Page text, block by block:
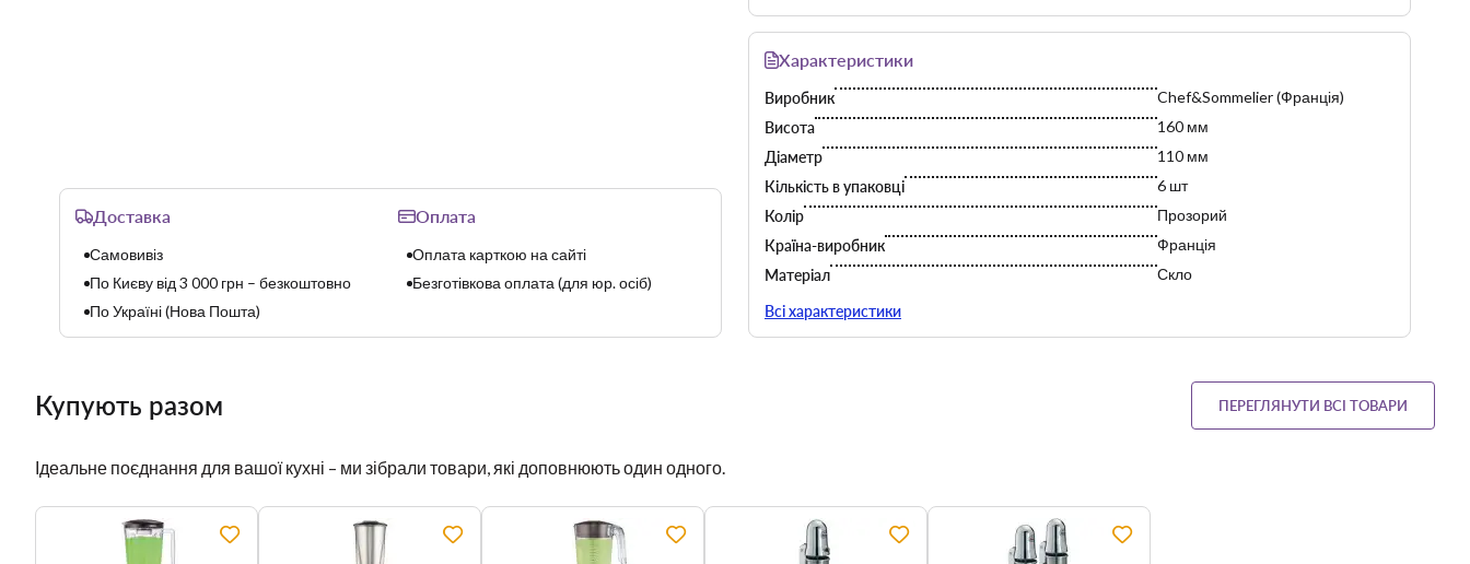
Доставка
Самовивіз
По Києву від 3 000 грн – безкоштовно
По Україні (Нова Пошта)
Оплата
Оплата карткою на сайті
Безготівкова оплата (для юр. осіб)
Характеристики
Виробник
Chef&Sommelier (Франція)
Висота
160 мм
Діаметр
110 мм
Кількість в упаковці
6 шт
Колір
Прозорий
Країна-виробник
Франція
Матеріал
Скло
Можна мити в посудомийній машині
Об'єм
350 мл
Бокалы для коктейлей
Всі характеристики
Купують разом ПЕРЕГЛЯНУТИ ВСІ ТОВАРИ
Ідеальне поєднання для вашої кухні – ми зібрали товари, які доповнюють один одного.